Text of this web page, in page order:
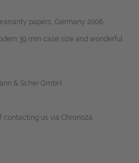
papers, Germany 2006.
39 mm case size and wonderful
& Scher GmbH.
us via Chrono24.